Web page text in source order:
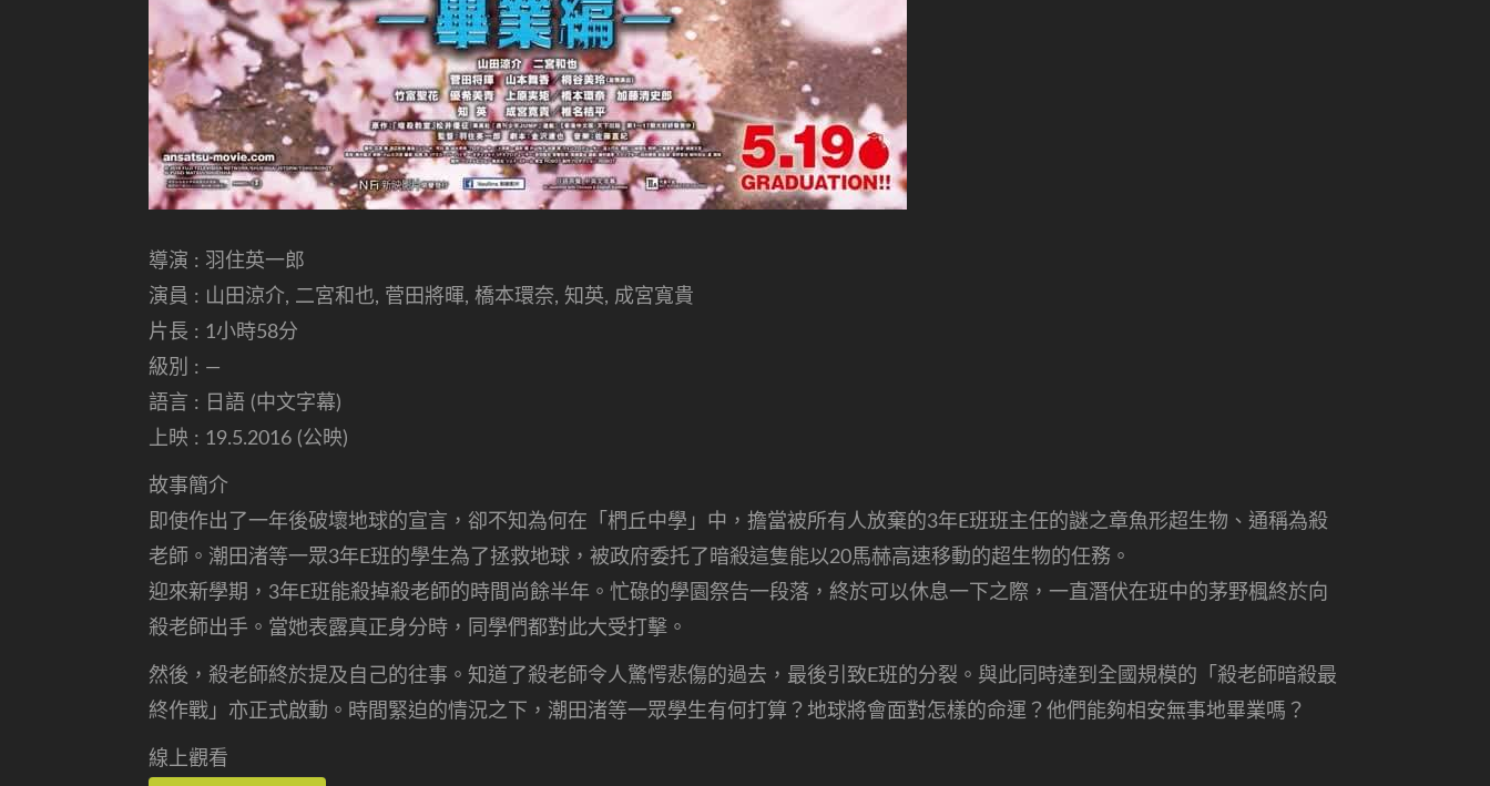
導演 : 羽住英一郎
演員 : 山田涼介, 二宮和也, 菅田將暉, 橋本環奈, 知英, 成宮寬貴
片長 : 1小時58分
級別 : —
語言 : 日語 (中文字幕)
上映 : 19.5.2016 (公映)
故事簡介
即使作出了一年後破壞地球的宣言，卻不知為何在「椚丘中學」中，擔當被所有人放棄的3年E班班主任的謎之章魚形超生物、通稱為殺
老師。潮田渚等一眾3年E班的學生為了拯救地球，被政府委托了暗殺這隻能以20馬赫高速移動的超生物的任務。
迎來新學期，3年E班能殺掉殺老師的時間尚餘半年。忙碌的學園祭告一段落，終於可以休息一下之際，一直潛伏在班中的茅野楓終於向
殺老師出手。當她表露真正身分時，同學們都對此大受打擊。
然後，殺老師終於提及自己的往事。知道了殺老師令人驚愕悲傷的過去，最後引致E班的分裂。與此同時達到全國規模的「殺老師暗殺最
終作戰」亦正式啟動。時間緊迫的情況之下，潮田渚等一眾學生有何打算？地球將會面對怎樣的命運？他們能夠相安無事地畢業嗎？
線上觀看